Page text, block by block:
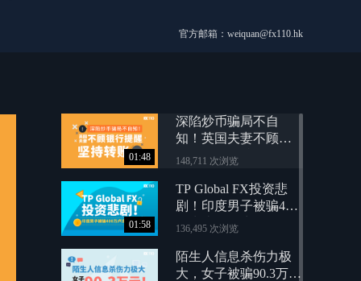
官方邮箱：weiquan@fx110.hk
01:48
深陷炒币骗局不自
知！英国夫妻不顾银
行提醒，坚持转账
148,711 次浏览
01:58
TP Global FX投资悲
剧！印度男子被骗400
万卢比欲轻生
136,495 次浏览
陌生人信息杀伤力极
大，女子被骗90.3万